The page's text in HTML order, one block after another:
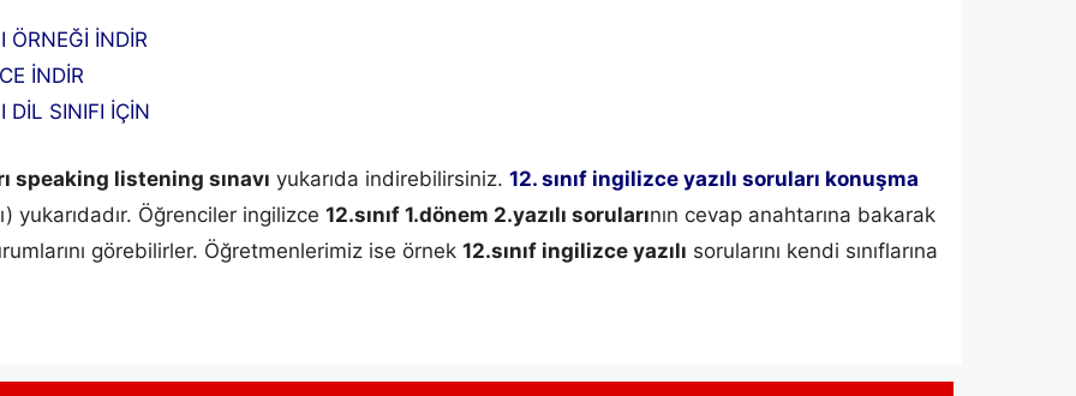
ÖRNEĞİ İNDİR
İNDİR
DİL SINIFI İÇİN
speaking listening sınavı yukarıda indirebilirsiniz. 12. sınıf ingilizce yazılı soruları konuşma
yukarıdadır. Öğrenciler ingilizce 12.sınıf 1.dönem 2.yazılı sorularının cevap anahtarına bakarak
görebilirler. Öğretmenlerimiz ise örnek 12.sınıf ingilizce yazılı sorularını kendi sınıflarına